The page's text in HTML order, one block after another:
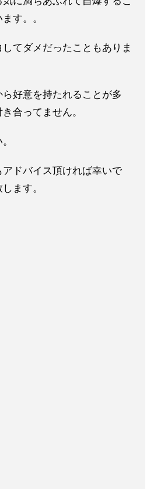
す。。
てダメだったこともありま
好意を持たれることが多
合ってません。
ドバイス頂ければ幸いで
ます。